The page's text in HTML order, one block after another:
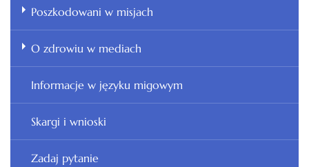
Poszkodowani w misjach
O zdrowiu w mediach
Informacje w języku migowym
Skargi i wnioski
Zadaj pytanie